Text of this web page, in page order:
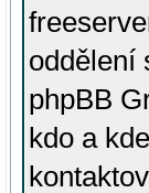
oddělení
phpBB
kdo a